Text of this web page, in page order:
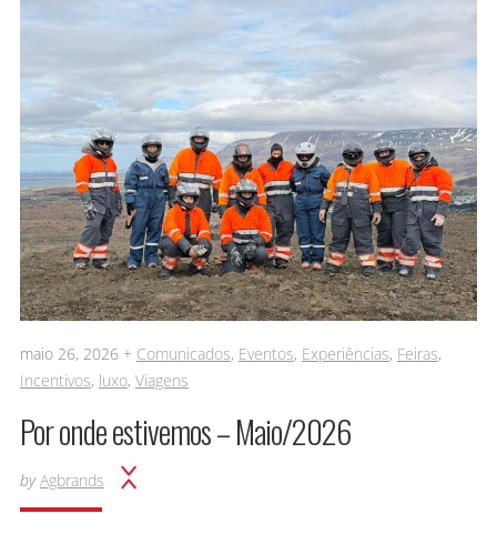
maio 26, 2026 + Comunicados, Eventos, Experiências, Feiras,
Incentivos, luxo, Viagens
Por onde estivemos – Maio/2026
by Agbrands